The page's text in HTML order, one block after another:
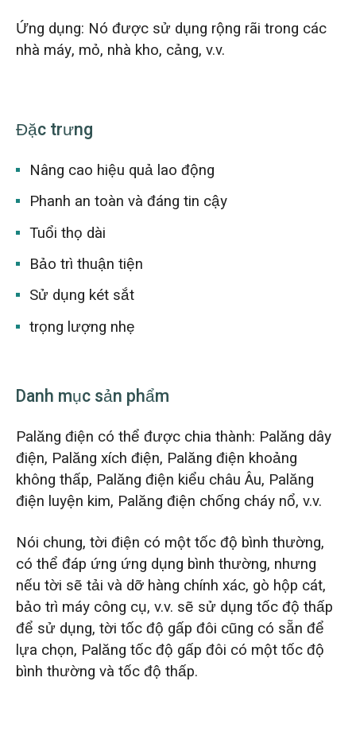
Ứng dụng: Nó được sử dụng rộng rãi trong các
nhà máy, mỏ, nhà kho, cảng, v.v.
Đặc trưng
Nâng cao hiệu quả lao động
Phanh an toàn và đáng tin cậy
Tuổi thọ dài
Bảo trì thuận tiện
Sử dụng két sắt
trọng lượng nhẹ
Danh mục sản phẩm
Palăng điện có thể được chia thành: Palăng dây
điện, Palăng xích điện, Palăng điện khoảng
không thấp, Palăng điện kiểu châu Âu, Palăng
điện luyện kim, Palăng điện chống cháy nổ, v.v.
Nói chung, tời điện có một tốc độ bình thường,
có thể đáp ứng ứng dụng bình thường, nhưng
nếu tời sẽ tải và dỡ hàng chính xác, gò hộp cát,
bảo trì máy công cụ, v.v. sẽ sử dụng tốc độ thấp
để sử dụng, tời tốc độ gấp đôi cũng có sẵn để
lựa chọn, Palăng tốc độ gấp đôi có một tốc độ
bình thường và tốc độ thấp.